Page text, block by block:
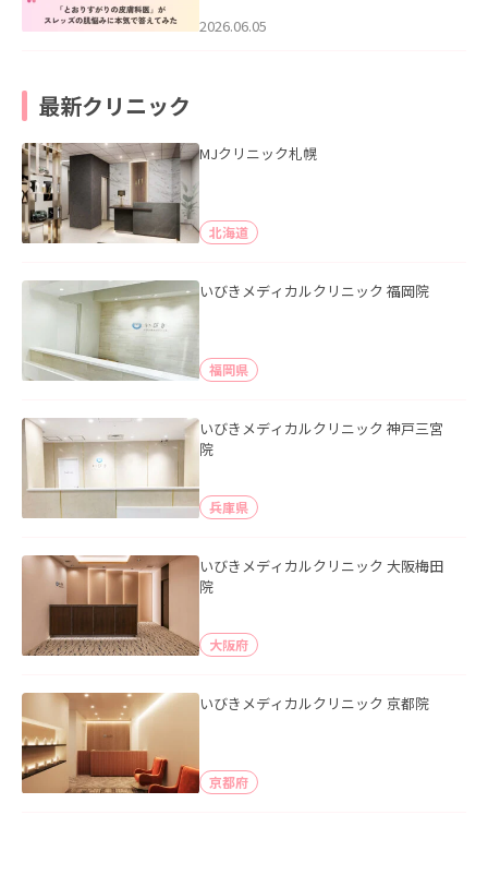
2026.06.05
最新クリニック
MJクリニック札幌
北海道
いびきメディカルクリニック 福岡院
福岡県
いびきメディカルクリニック 神戸三宮
院
兵庫県
いびきメディカルクリニック 大阪梅田
院
大阪府
いびきメディカルクリニック 京都院
京都府